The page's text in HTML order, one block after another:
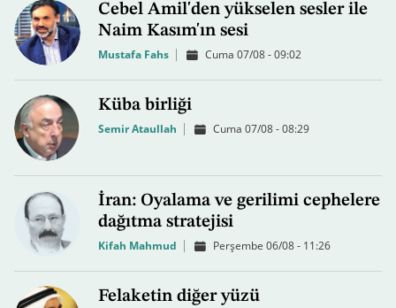
Cebel Amil'den yükselen sesler ile
Naim Kasım'ın sesi
Mustafa Fahs Cuma 07/08 - 09:02
Küba birliği
Semir Ataullah Cuma 07/08 - 08:29
İran: Oyalama ve gerilimi cephelere
dağıtma stratejisi
Kifah Mahmud Perşembe 06/08 - 11:26
Felaketin diğer yüzü